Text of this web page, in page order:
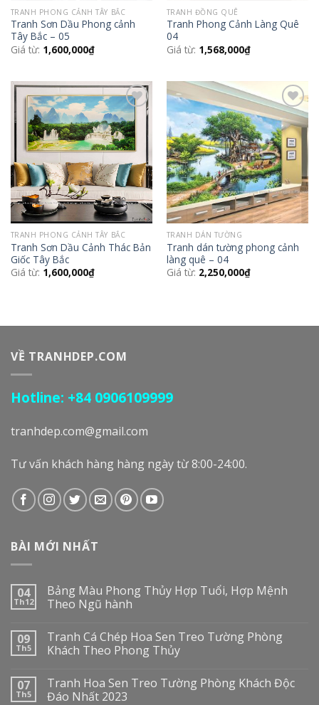
TRANH PHONG CẢNH TÂY BẮC
Tranh Sơn Dầu Phong cảnh
Tây Bắc – 05
Giá từ: 1,600,000₫
TRANH ĐỒNG QUÊ
Tranh Phong Cảnh Làng Quê
04
Giá từ: 1,568,000₫
Add to
Wishlist
TRANH PHONG CẢNH TÂY BẮC
Tranh Sơn Dầu Cảnh Thác Bản
Giốc Tây Bắc
Giá từ: 1,600,000₫
Add to
Wishlist
TRANH DÁN TƯỜNG
Tranh dán tường phong cảnh
làng quê – 04
Giá từ: 2,250,000₫
VỀ TRANHDEP.COM
Hotline: +84 0906109999
tranhdep.com@gmail.com
Tư vấn khách hàng hàng ngày từ 8:00-24:00.
BÀI MỚI NHẤT
04
Th12
Bảng Màu Phong Thủy Hợp Tuổi, Hợp Mệnh
Theo Ngũ hành
09
Th5
Tranh Cá Chép Hoa Sen Treo Tường Phòng
Khách Theo Phong Thủy
07
Th5
Tranh Hoa Sen Treo Tường Phòng Khách Độc
Đáo Nhất 2023